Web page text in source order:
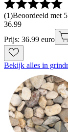
(1)Beoordeeld met
36.99
Prijs: 36.99 euro
Bekijk alles in